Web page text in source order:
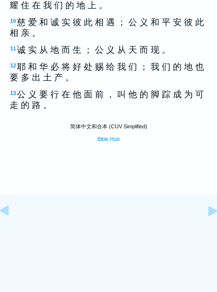
耀 住 在 我 们 的 地 上 。
10慈 爱 和 诚 实 彼 此 相 遇 ； 公 义 和 平 安 彼 此
相 亲 。
11诚 实 从 地 而 生 ； 公 义 从 天 而 现 。
12耶 和 华 必 将 好 处 赐 给 我 们 ； 我 们 的 地 也
要 多 出 土 产 。
13公 义 要 行 在 他 面 前 ， 叫 他 的 脚 踪 成 为 可
走 的 路 。
简体中文和合本 (CUV Simplified)
Bible Hub